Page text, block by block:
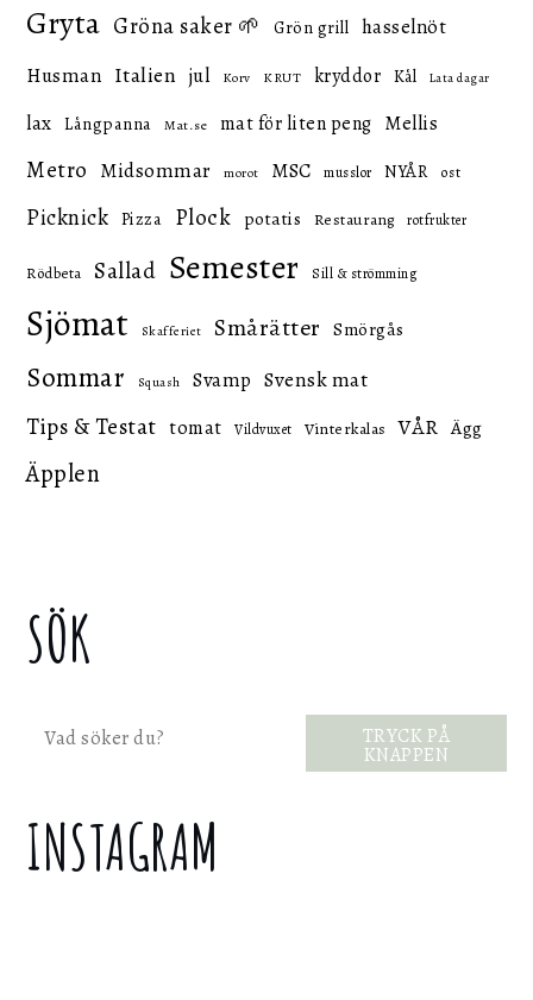
Gryta Gröna saker 🌱 Grön grill hasselnöt
Husman Italien jul Korv KRUT kryddor Kål Lata dagar
lax Långpanna Mat.se mat för liten peng Mellis
Metro Midsommar morot MSC musslor NYÅR ost
Picknick Pizza Plock potatis Restaurang rotfrukter
Rödbeta Sallad Semester Sill & strömming
Sjömat Skafferiet Smårätter Smörgås
Sommar Squash Svamp Svensk mat
Tips & Testat tomat Vildvuxet Vinterkalas VÅR Ägg
Äpplen
SÖK
Sök TRYCK PÅ
KNAPPEN
INSTAGRAM